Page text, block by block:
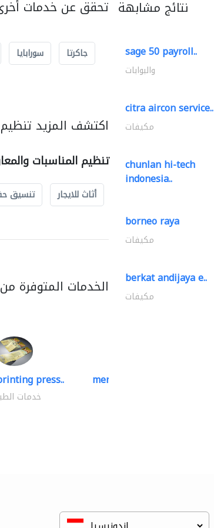
تحقق عن خدمات
جاكرتا سورابايا
اكتشف المزيد
تنظيم المناسبات
أثاث للايجار تنسيق
الخدمات المتوفرة
press..
خدمات
mermaid digital printing..
نتائج مشابهة
sage 50 payroll..
والبوابات
citra aircon service..
مكيفات
chunlan hi-tech
indonesia..
borneo raya
مكيفات
berkat andijaya e..
مكيفات